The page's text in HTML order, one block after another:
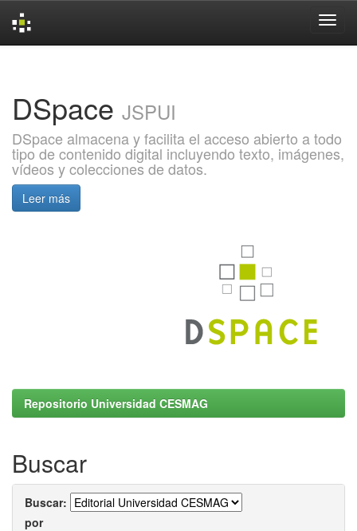
DSpace JSPUI
DSpace almacena y facilita el acceso abierto a todo
tipo de contenido digital incluyendo texto, imágenes,
vídeos y colecciones de datos.
Leer más
Repositorio Universidad CESMAG
Buscar
Buscar:
por